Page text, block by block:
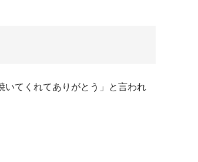
いてくれてありがとう」と言われ